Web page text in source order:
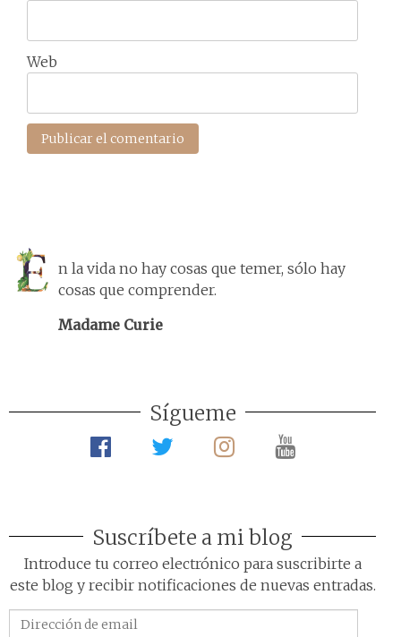
Web
n la vida no hay cosas que temer, sólo hay
cosas que comprender.
Madame Curie
Sígueme
Suscríbete a mi blog
Introduce tu correo electrónico para suscribirte a
este blog y recibir notificaciones de nuevas entradas.